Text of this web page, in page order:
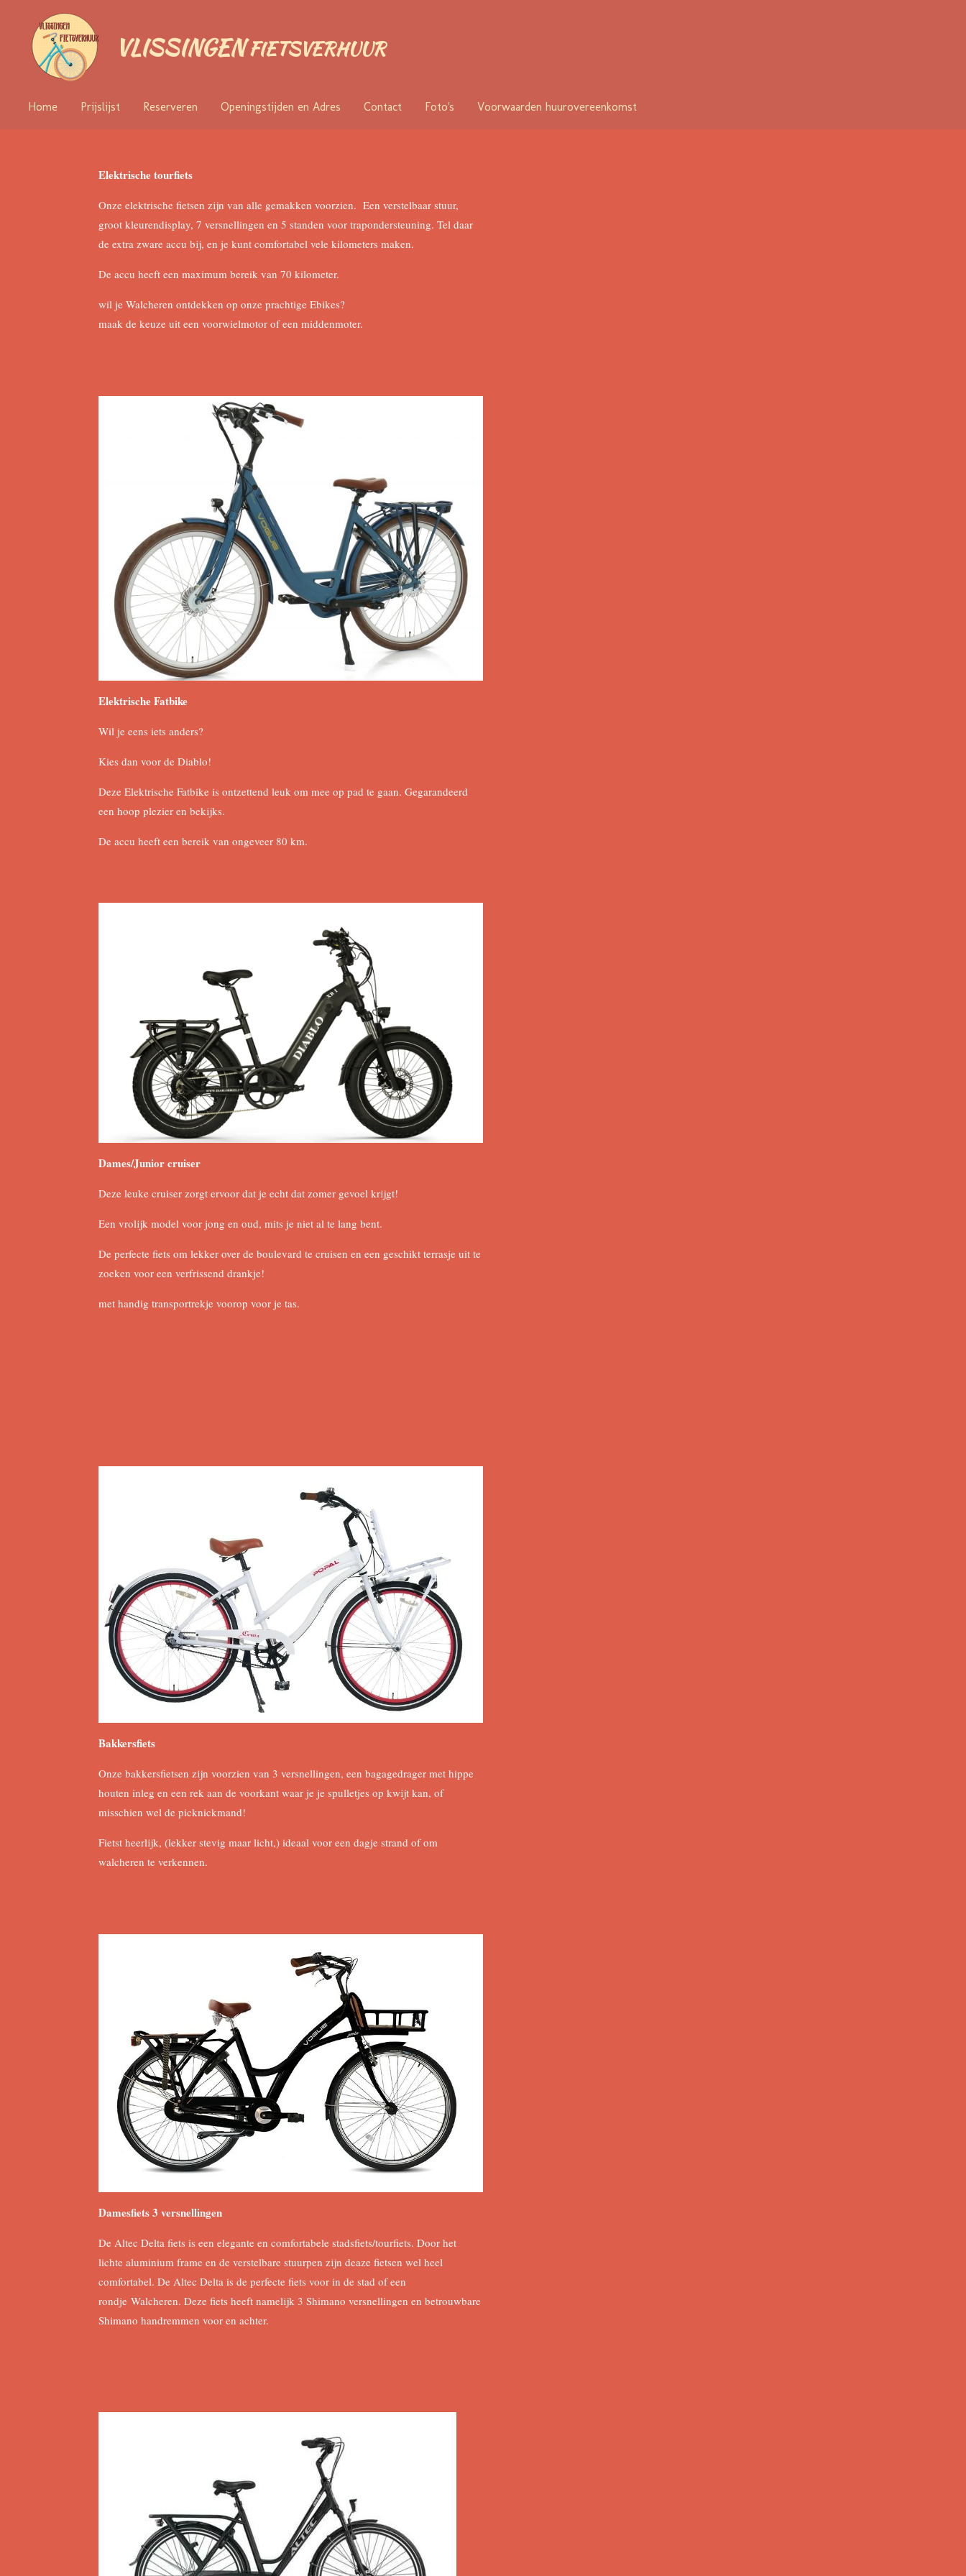
direct
VLISSINGENFIETSVERHUUR
Home Prijslijst Reserveren Openingstijden en Adres Contact Foto's Voorwaarden huurovereenkomst
Elektrische tourfiets
Onze elektrische fietsen zijn van alle gemakken voorzien. Een verstelbaar stuur,
groot kleurendisplay, 7 versnellingen en 5 standen voor trapondersteuning. Tel daar
de extra zware accu bij, en je kunt comfortabel vele kilometers maken.
De accu heeft een maximum bereik van 70 kilometer.
wil je Walcheren ontdekken op onze prachtige Ebikes?
maak de keuze uit een voorwielmotor of een middenmoter.
Elektrische Fatbike
Wil je eens iets anders?
Kies dan voor de Diablo!
Deze Elektrische Fatbike is ontzettend leuk om mee op pad te gaan. Gegarandeerd
een hoop plezier en bekijks.
De accu heeft een bereik van ongeveer 80 km.
Dames/Junior cruiser
Deze leuke cruiser zorgt ervoor dat je echt dat zomer gevoel krijgt!
Een vrolijk model voor jong en oud, mits je niet al te lang bent.
De perfecte fiets om lekker over de boulevard te cruisen en een geschikt terrasje uit te
zoeken voor een verfrissend drankje!
met handig transportrekje voorop voor je tas.
Bakkersfiets
Onze bakkersfietsen zijn voorzien van 3 versnellingen, een bagagedrager met hippe
houten inleg en een rek aan de voorkant waar je je spulletjes op kwijt kan, of
misschien wel de picknickmand!
Fietst heerlijk, (lekker stevig maar licht,) ideaal voor een dagje strand of om
walcheren te verkennen.
Damesfiets 3 versnellingen
De Altec Delta fiets is een elegante en comfortabele stadsfiets/tourfiets. Door het
lichte aluminium frame en de verstelbare stuurpen zijn deaze fietsen wel heel
comfortabel. De Altec Delta is de perfecte fiets voor in de stad of een
rondje Walcheren. Deze fiets heeft namelijk 3 Shimano versnellingen en betrouwbare
Shimano handremmen voor en achter.